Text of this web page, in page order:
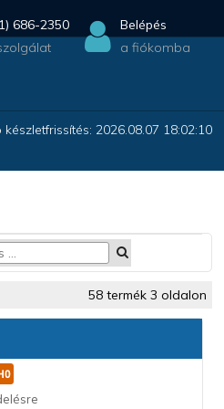
686-2350
Belépés
a fiókomba
készletfrissítés: 2026.08.07 18:02:10
58 termék 3 oldalon